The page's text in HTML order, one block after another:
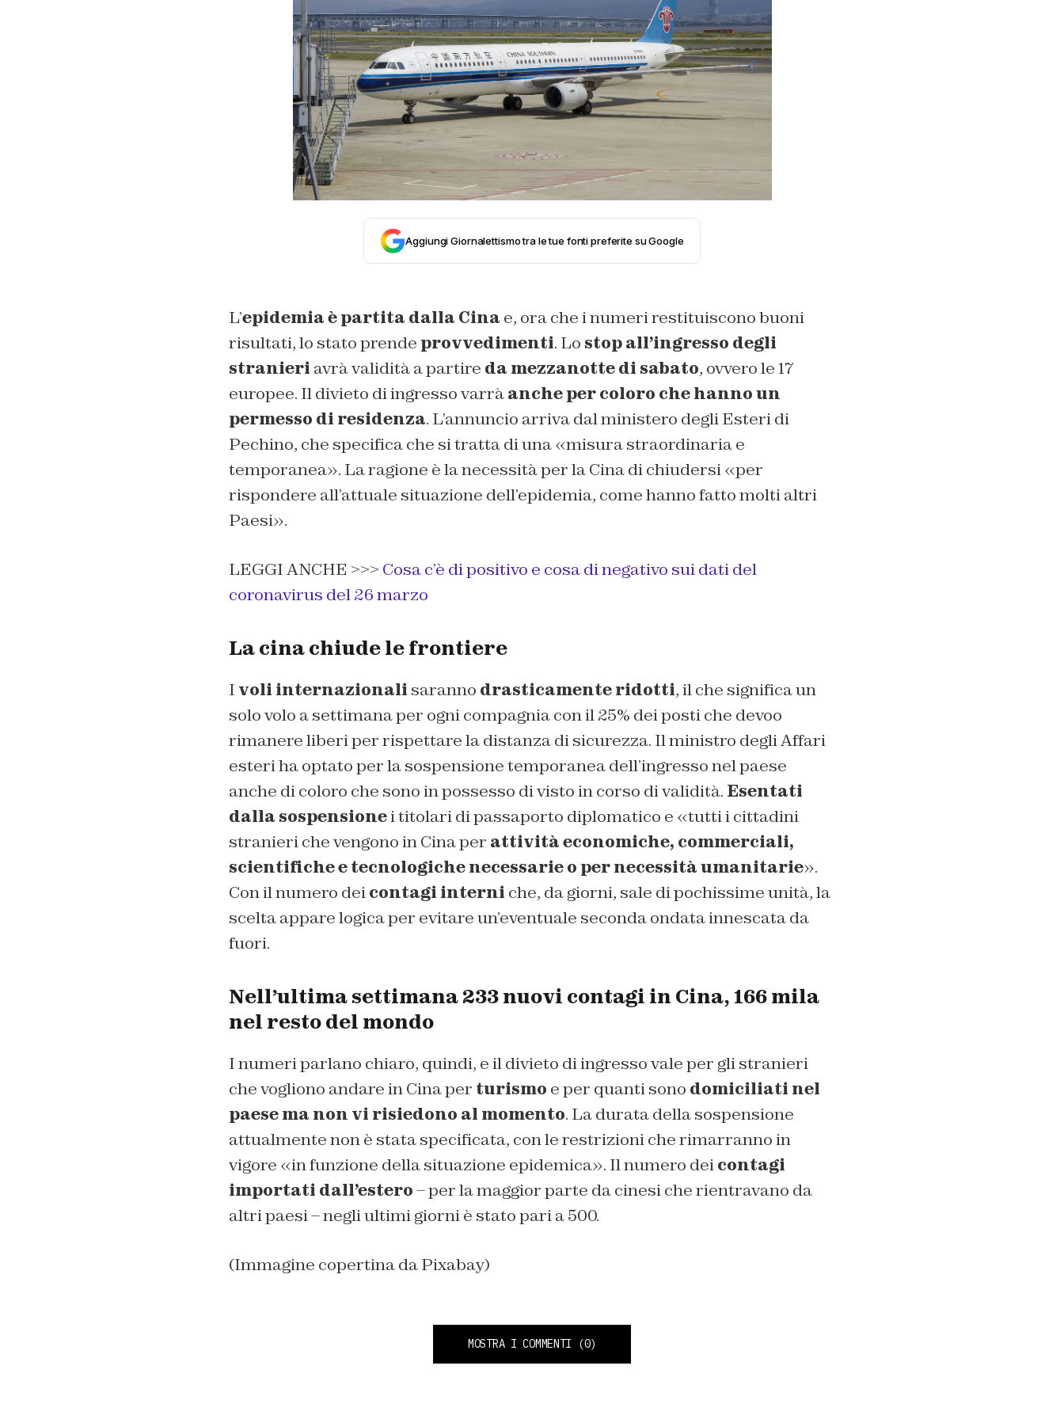
Aggiungi Giornalettismo tra le tue fonti preferite su Google
L’epidemia è partita dalla Cina e, ora che i numeri restituiscono buoni
risultati, lo stato prende provvedimenti. Lo stop all’ingresso degli
stranieri avrà validità a partire da mezzanotte di sabato, ovvero le 17
europee. Il divieto di ingresso varràanche per coloro che hanno un
permesso di residenza. L’annuncio arriva dal ministero degli Esteri di
Pechino, che specifica che si tratta di una «misura straordinaria e
temporanea». La ragione è la necessità per la Cina di chiudersi «per
rispondere all’attuale situazione dell’epidemia, come hanno fatto molti altri
Paesi».
LEGGI ANCHE >>> Cosa c’è di positivo e cosa di negativo sui dati del
coronavirus del 26 marzo
La cina chiude le frontiere
I voli internazionali saranno drasticamente ridotti, il che significa un
solo volo a settimana per ogni compagnia con il 25% dei posti che devoo
rimanere liberi per rispettare la distanza di sicurezza. Il ministro degli Affari
esteri ha optato per la sospensione temporanea dell’ingresso nel paese
anche di coloro che sono in possesso di visto in corso di validità. Esentati
dalla sospensionei titolari di passaporto diplomatico e «tutti i cittadini
stranieri che vengono in Cina per attività economiche, commerciali,
scientifiche e tecnologiche necessarie o per necessità umanitarie».
Con il numero deicontagi interni che, da giorni, sale di pochissime unità, la
scelta appare logica per evitare un’eventuale seconda ondata innescata da
fuori.
Nell’ultima settimana 233 nuovi contagi in Cina, 166 mila
nel resto del mondo
I numeri parlano chiaro, quindi, e il divieto di ingresso vale per gli stranieri
che vogliono andare in Cina per turismo e per quanti sono domiciliati nel
paese ma non vi risiedono al momento. La durata della sospensione
attualmente non è stata specificata, con le restrizioni che rimarranno in
vigore «in funzione della situazione epidemica». Il numero deicontagi
importati dall’estero– per la maggior parte da cinesi che rientravano da
altri paesi – negli ultimi giorni è stato pari a 500.
(Immagine copertina da Pixabay)
MOSTRA I COMMENTI (0)